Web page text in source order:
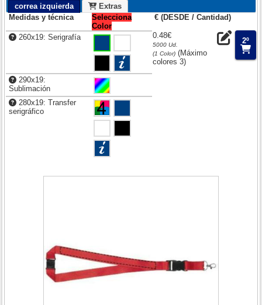
correa izquierda
Extras
Medidas y técnica
Selecciona
Color
€ (DESDE / Cantidad)
260x19: Serigrafía 0.48€
5000 Ud.
(1 Color)(Máximo
colores 3)
2º
290x19:
Sublimación
280x19: Transfer
serigráfico